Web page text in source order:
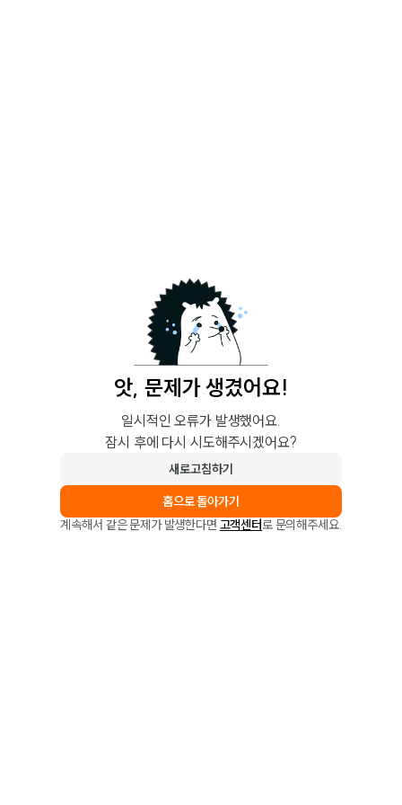
앗, 문제가 생겼어요!
일시적인 오류가 발생했어요.
잠시 후에 다시 시도해주시겠어요?
새로고침하기
홈으로 돌아가기
계속해서 같은 문제가 발생한다면 고객센터로 문의해주세요.